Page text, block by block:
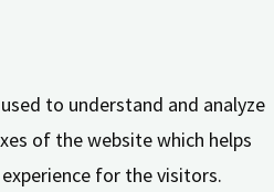
to understand and analyze
of the website which helps
for the visitors.